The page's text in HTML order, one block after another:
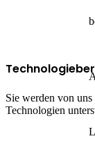
Sie werden von
Technologien